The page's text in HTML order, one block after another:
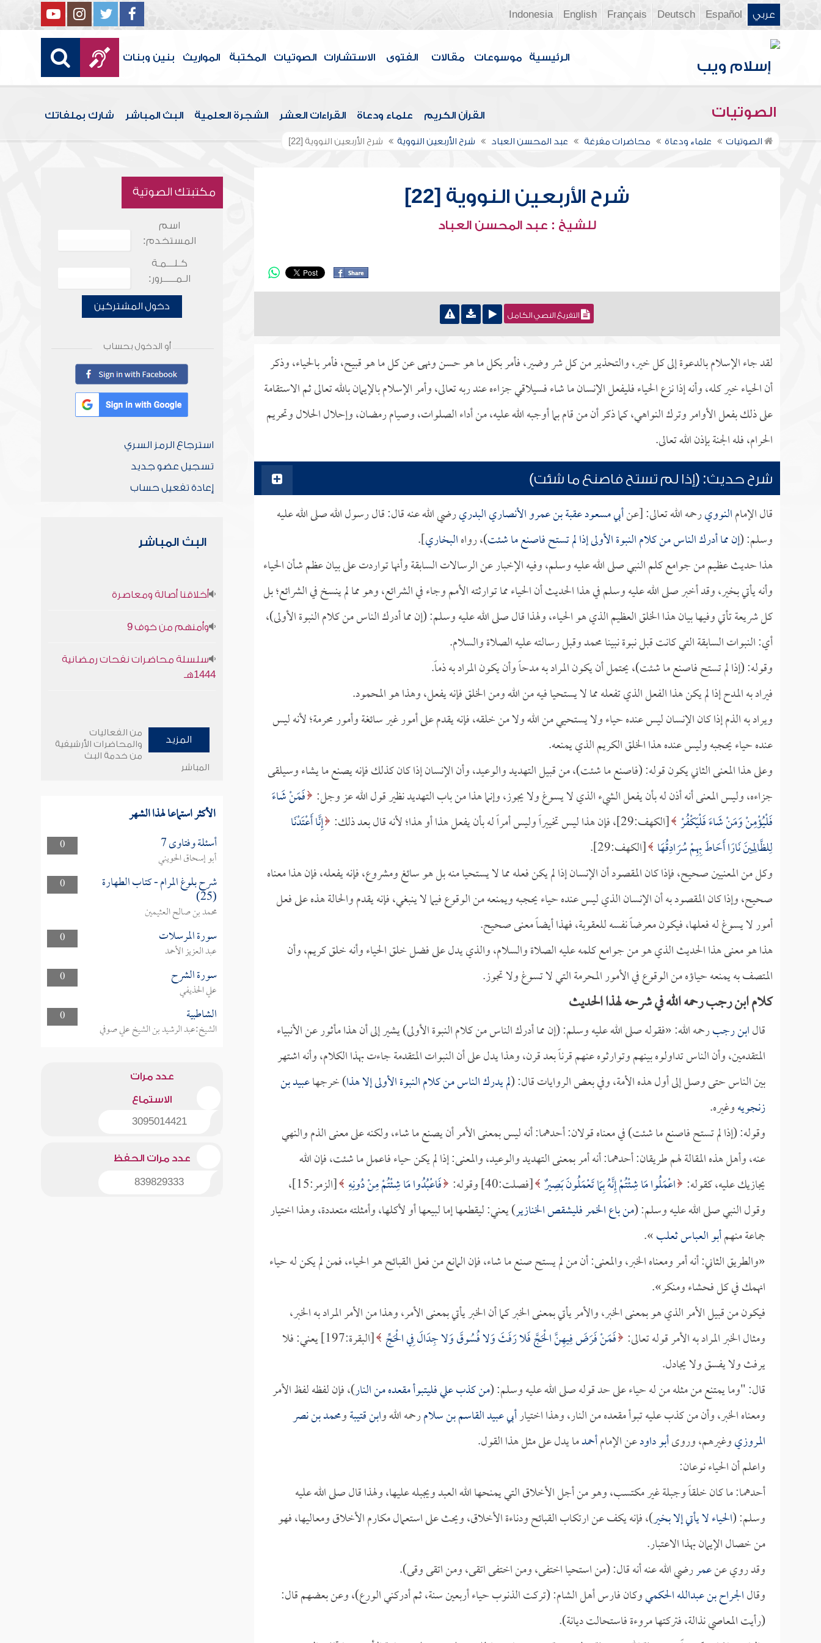
عربي Español
Deutsch
Français
English
Indonesia
الرئيسية موسوعات مقالات الفتوى الاستشارات الصوتيات المكتبة المواريث بنين وبنات
الصوتيات القرآن الكريم علماء ودعاة القراءات العشر الشجرة العلمية البث المباشر شارك بملفاتك
الصوتيات علماء ودعاة محاضرات مفرغة عبد المحسن العباد شرح الأربعين النووية شرح الأربعين النووية [22]
شرح الأربعين النووية [22]
للشيخ : عبد المحسن العباد
التفريغ النصي الكامل
لقد جاء الإسلام بالدعوة إلى كل خير، والتحذير من كل شر وضير، فأمر بكل ما هو حسن ونهى عن كل ما هو قبيح، فأمر بالحياء، وذكر
أن الحياء خير كله، وأنه إذا نزع الحياء فليفعل الإنسان ما شاء فسيلاقي جزاءه عند ربه تعالى، وأمر الإسلام بالإيمان بالله تعالى ثم الاستقامة
على ذلك بفعل الأوامر وترك النواهي، كما ذكر أن من قام بما أوجبه الله عليه، من أداء الصلوات، وصيام رمضان، وإحلال الحلال وتحريم
الحرام، فله الجنة بإذن الله تعالى.
شرح حديث: (إذا لم تستح فاصنع ما شئت)
قال الإمامالنوويرحمه الله تعالى: [عنأبي مسعود عقبة بن عمرو الأنصاري البدريرضي الله عنه قال: قال رسول الله صلى الله عليه
وسلم: (إن مما أدرك الناس من كلام النبوة الأولى إذا لم تستح فاصنع ما شئت)، رواهالبخاري].
هذا حديث عظيم من جوامع كلم النبي صلى الله عليه وسلم، وفيه الإخبار عن الرسالات السابقة وأنها تواردت على بيان عظم شأن الحياء
وأنه يأتي بخير، وقد أخبر صلى الله عليه وسلم في هذا الحديث أن الحياء مما توارثته الأمم وجاء في الشرائع، وهو مما لم ينسخ في الشرائع؛ بل
كل شريعة تأتي وفيها بيان هذا الخلق العظيم الذي هو الحياء، ولهذا قال صلى الله عليه وسلم: (إن مما أدرك الناس من كلام النبوة الأولى)،
أي: النبوات السابقة التي كانت قبل نبوة نبينا محمد وقبل رسالته عليه الصلاة والسلام.
وقوله: (إذا لم تستح فاصنع ما شئت)، يحتمل أن يكون المراد به مدحاً وأن يكون المراد به ذماً.
فيراد به المدح إذا لم يكن هذا الفعل الذي تفعله مما لا يستحيا فيه من الله ومن الخلق فإنه يفعل، وهذا هو المحمود.
ويراد به الذم إذا كان الإنسان ليس عنده حياء ولا يستحيي من الله ولا من خلقه، فإنه يقدم على أمور غير سائغة وأمور محرمة؛ لأنه ليس
عنده حياء يحجبه وليس عنده هذا الخلق الكريم الذي يمنعه.
وعلى هذا المعنى الثاني يكون قوله: (فاصنع ما شئت)، من قبيل التهديد والوعيد، وأن الإنسان إذا كان كذلك فإنه يصنع ما يشاء وسيلقى
جزاءه، وليس المعنى أنه أذن له بأن يفعل الشيء الذي لا يسوغ ولا يجوز، وإنما هذا من باب التهديد نظير قول الله عز وجل: فَمَنْ شَاءَ
فَلْيُؤْمِنْ وَمَنْ شَاءَ فَلْيَكْفُرْ [الكهف:29]، فإن هذا ليس تخييراً وليس أمراً له بأن يفعل هذا أو هذا؛ لأنه قال بعد ذلك:
إِنَّا أَعْتَدْنَا
لِلظَّالِمِينَ نَارًا أَحَاطَ بِهِمْ سُرَادِقُهَا [الكهف:29].
وكل من المعنيين صحيح، فإذا كان المقصود أن الإنسان إذا لم يكن فعله مما لا يستحيا منه بل هو سائغ ومشروع، فإنه يفعله، فإن هذا معناه
صحيح، وإذا كان المقصود به أن الإنسان الذي ليس عنده حياء يحجبه ويمنعه من الوقوع فيما لا ينبغي، فإنه يقدم والحالة هذه على فعل
أمور لا يسوغ له فعلها، فيكون معرضاً نفسه للعقوبة، فهذا أيضاً معنى صحيح.
هذا هو معنى هذا الحديث الذي هو من جوامع كلمه عليه الصلاة والسلام، والذي يدل على فضل خلق الحياء وأنه خلق كريم، وأن
المتصف به يمنعه حياؤه من الوقوع في الأمور المحرمة التي لا تسوغ ولا تجوز.
كلام ابن رجب رحمه الله في شرحه لهذا الحديث
قالابن رجبرحمه الله: «فقوله صلى الله عليه وسلم: (إن مما أدرك الناس من كلام النبوة الأولى) يشير إلى أن هذا مأثور عن الأنبياء
المتقدمين، وأن الناس تداولوه بينهم وتوارثوه عنهم قرناً بعد قرن، وهذا يدل على أن النبوات المتقدمة جاءت بهذا الكلام، وأنه اشتهر
بين الناس حتى وصل إلى أول هذه الأمة، وفي بعض الروايات قال: (لم يدرك الناس من كلام النبوة الأولى إلا هذا) خرجهاعبيد بن
زنجويهوغيره.
وقوله: (إذا لم تستح فاصنع ما شئت) في معناه قولان: أحدهما: أنه ليس بمعنى الأمر أن يصنع ما شاء، ولكنه على معنى الذم والنهي
عنه، وأهل هذه المقالة لهم طريقان: أحدهما: أنه أمر بمعنى التهديد والوعيد، والمعنى: إذا لم يكن حياء فاعمل ما شئت، فإن الله
يجازيك عليه، كقوله: اعْمَلُوا مَا شِئْتُمْ إِنَّهُ بِمَا تَعْمَلُونَ بَصِيرٌ [فصلت:40] وقوله: فَاعْبُدُوا مَا شِئْتُمْ مِنْ دُونِهِ
[الزمر:15]،
وقول النبي صلى الله عليه وسلم: (من باع الخمر فليشقص الخنازير) يعني: ليقطعها إما لبيعها أو لأكلها، وأمثلته متعددة، وهذا اختيار
جماعة منهمأبو العباس ثعلب».
«والطريق الثاني: أنه أمر ومعناه الخبر، والمعنى: أن من لم يستح صنع ما شاء، فإن المانع من فعل القبائح هو الحياء، فمن لم يكن له حياء
انهمك في كل فحشاء ومنكر».
فيكون من قبيل الأمر الذي هو بمعنى الخبر، والأمر يأتي بمعنى الخبر كما أن الخبر يأتي بمعنى الأمر، وهذا من الأمر المراد به الخبر،
ومثال الخبر المراد به الأمر قوله تعالى: فَمَنْ فَرَضَ فِيهِنَّ الْحَجَّ فَلا رَفَثَ وَلا فُسُوقَ وَلا جِدَالَ فِي الْحَجِّ
[البقرة:197] يعني: فلا
يرفث ولا يفسق ولا يجادل.
قال: "وما يمتنع من مثله من له حياء على حد قوله صلى الله عليه وسلم: (من كذب علي فليتبوأ مقعده من النار)، فإن لفظه لفظ الأمر
ومعناه الخبر، وأن من كذب عليه تبوأ مقعده من النار، وهذا اختيارأبي عبيد القاسم بن سلامرحمه الله وابن قتيبةومحمد بن نصر
المروزيوغيرهم، وروىأبو داودعن الإمامأحمدما يدل على مثل هذا القول.
واعلم أن الحياء نوعان:
أحدهما: ما كان خلقاً وجبلة غير مكتسب، وهو من أجل الأخلاق التي يمنحها الله العبد ويجبله عليها، ولهذا قال صلى الله عليه
وسلم: (الحياء لا يأتي إلا بخير)، فإنه يكف عن ارتكاب القبائح ودناءة الأخلاق، ويحث على استعمال مكارم الأخلاق ومعاليها، فهو
من خصال الإيمان بهذا الاعتبار.
وقد روي عنعمررضي الله عنه أنه قال: (من استحيا اختفى، ومن اختفى اتقى، ومن اتقى وقى).
وقالالجراح بن عبدالله الحكميوكان فارس أهل الشام: (تركت الذنوب حياء أربعين سنة، ثم أدركني الورع)، وعن بعضهم قال:
(رأيت المعاصي نذالة، فتركتها مروءة فاستحالت ديانة).
مكتبتك الصوتية
اسم
المستخدم:
كـلـــمـة
الـمـــــرور:
دخول المشتركين
أو الدخول بحساب
استرجاع الرمز السري
تسجيل عضو جديد
إعادة تفعيل حساب
البث المباشر
أخلاقنا أصالة ومعاصرة
وأمنهم من خوف 9
سلسلة محاضرات نفحات رمضانية
1444هـ
المزيد
من الفعاليات
والمحاضرات الأرشيفية
من خدمة البث
المباشر
الأكثر استماعا لهذا الشهر
0 أسئلة وفتاوى 7
أبو إسحاق الحويني
0
شرح بلوغ المرام - كتاب الطهارة
(25)
محمد بن صالح العثيمين
0
سورة المرسلات
عبد العزيز الأحمد
0
سورة الشرح
علي الحذيفي
0
الشاطبية
الشيخ:عبد الرشيد بن الشيخ علي صوفي
عدد مرات
الاستماع
3095014421
عدد مرات الحفظ
839829333